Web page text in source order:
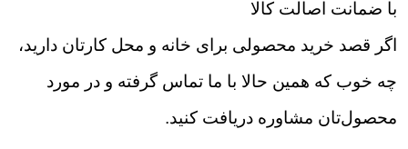
با ضمانت اصالت کالا
اگر قصد خرید محصولی برای خانه و محل کارتان دارید،
چه خوب که همین حالا با ما تماس گرفته و در مورد
محصول‌تان مشاوره دریافت کنید.